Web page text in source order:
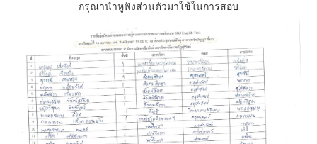
กรุณานำหูฟังส่วนตัวมาใช้ในการสอบ